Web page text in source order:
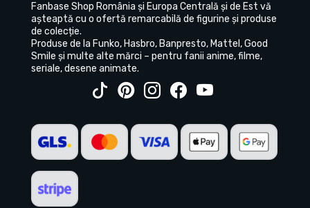
Fanbase Shop România și Europa Centrală și de Est vă
așteaptă cu o ofertă remarcabilă de figurine și produse
de colecție.
Produse de la Funko, Hasbro, Banpresto, Mattel, Good
Smile și multe alte mărci – pentru fanii anime, filme,
seriale, desene animate.